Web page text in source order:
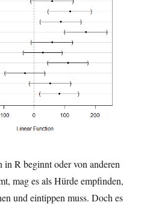
in R beginnt oder von anderen
mag es als Hürde empfinden,
und eintippen muss. Doch es